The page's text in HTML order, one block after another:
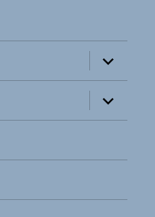
öffnen
öffnen